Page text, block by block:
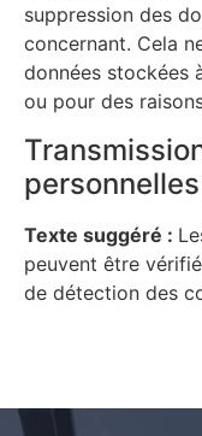
suppression des
concernant. Cela
données stockées
ou pour des
personnelles
Texte suggéré :
peuvent être
de détection des